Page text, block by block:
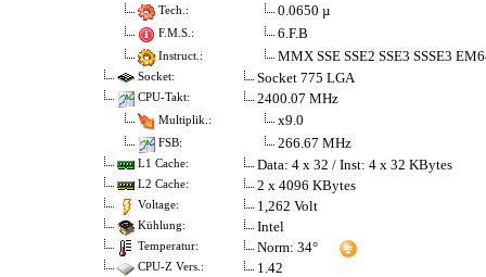
Tech.: 0.0650 µ
F.M.S.: 6.F.B
Instruct.: MMX SSE SSE2 SSE3 SSSE3
Socket: Socket 775 LGA
CPU-Takt: 2400.07 MHz
Multiplik.: x9.0
FSB: 266.67 MHz
L1 Cache: Data: 4 x 32 / Inst: 4 x 32 KBytes
L2 Cache: 2 x 4096 KBytes
Voltage: 1,262 Volt
Kühlung: Intel
Temperatur: Norm: 34°
CPU-Z Vers.: 1.42